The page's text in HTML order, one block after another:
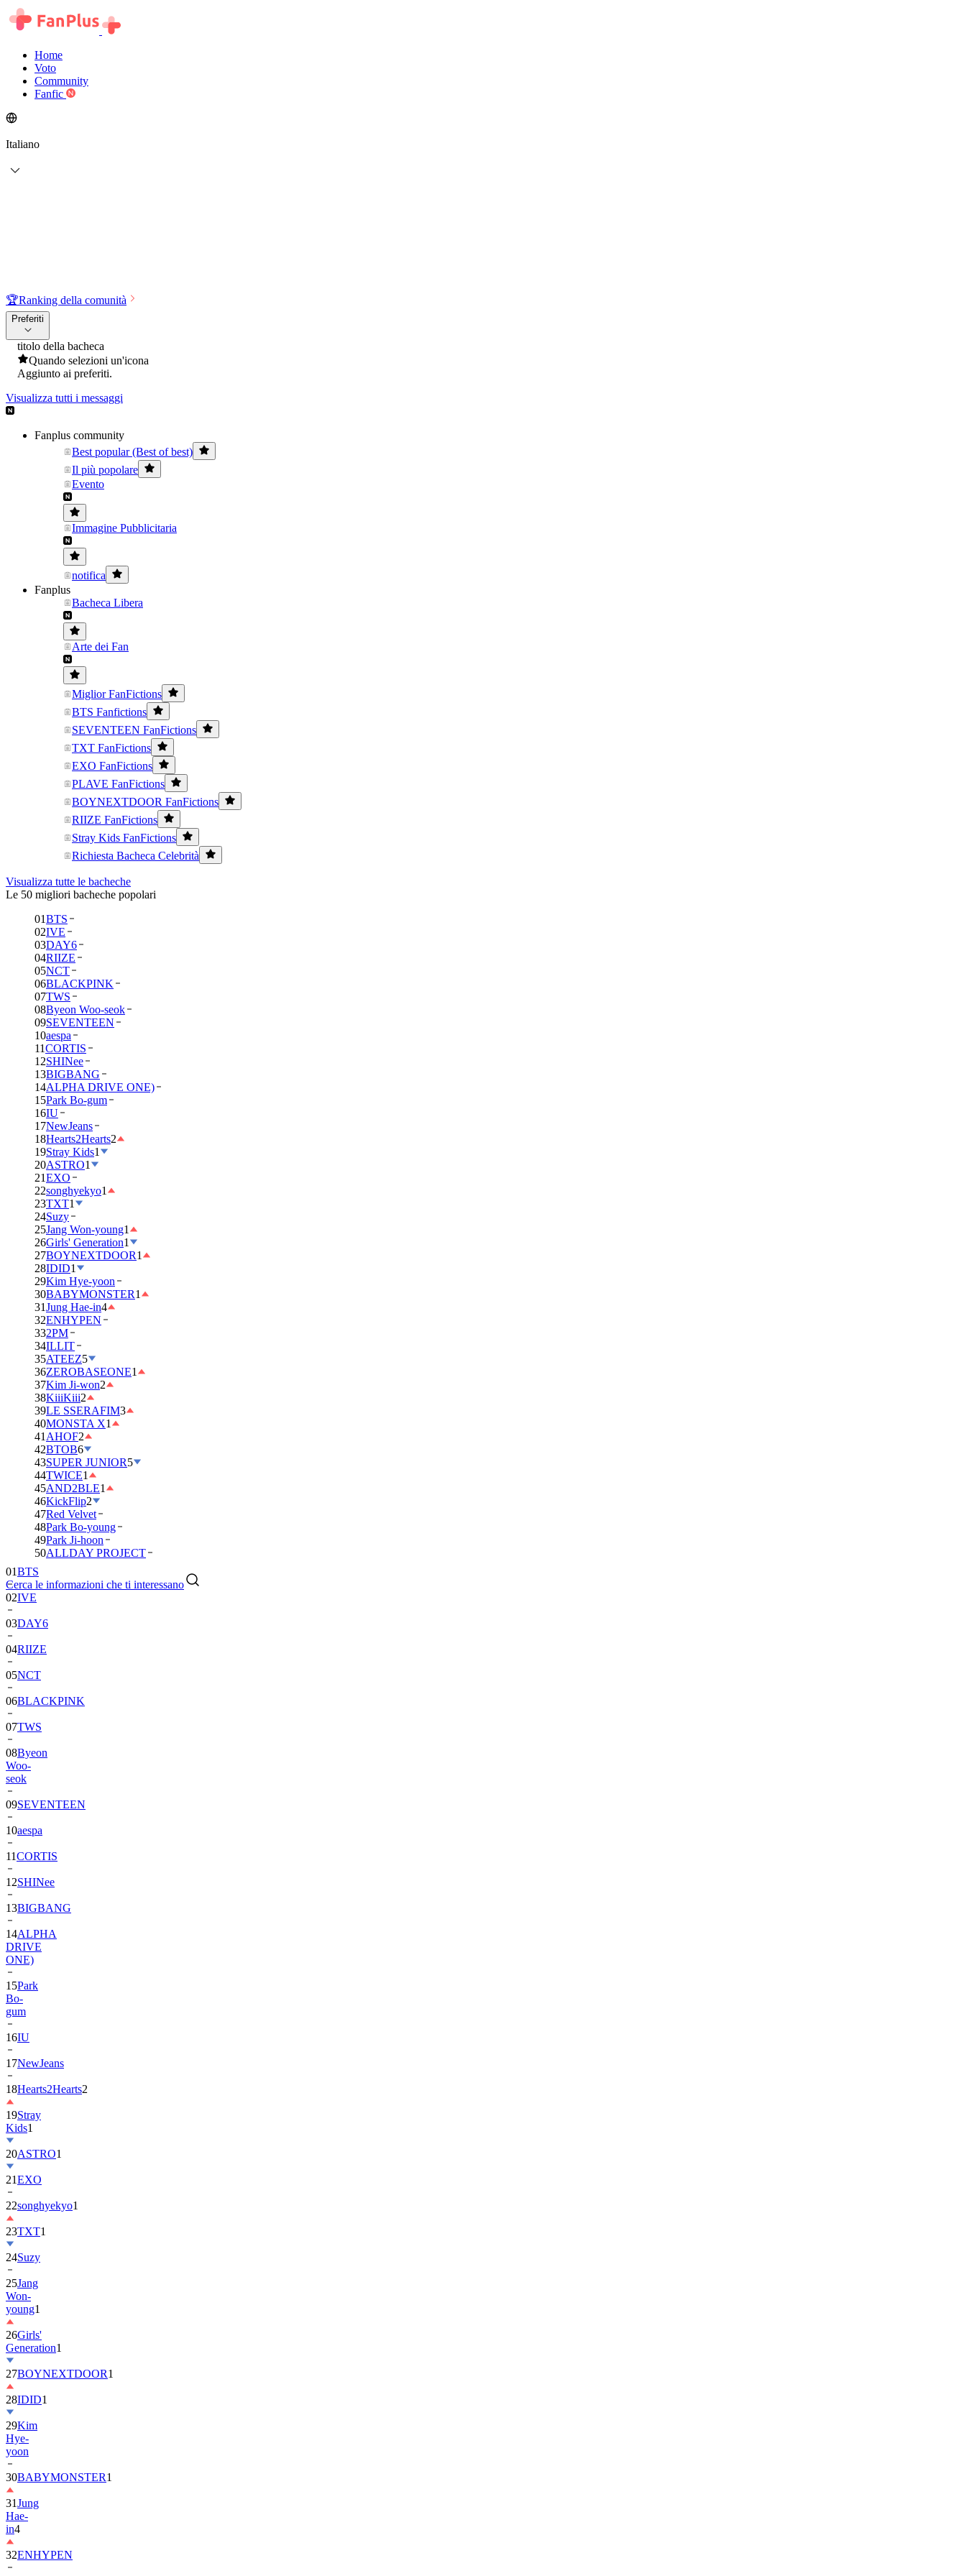
Home
Voto
Community
Fanfic
Italiano
🏆Ranking della comunità
Preferiti
titolo della bacheca
Quando selezioni un'icona
Aggiunto ai preferiti.
Visualizza tutti i messaggi
Fanplus community
Best popular (Best of best)
Il più popolare
Evento
Immagine Pubblicitaria
notifica
Fanplus
Bacheca Libera
Arte dei Fan
Miglior FanFictions
BTS Fanfictions
SEVENTEEN FanFictions
TXT FanFictions
EXO FanFictions
PLAVE FanFictions
BOYNEXTDOOR FanFictions
RIIZE FanFictions
Stray Kids FanFictions
Richiesta Bacheca Celebrità
Visualizza tutte le bacheche
Le 50 migliori bacheche popolari
01BTS
02IVE
03DAY6
04RIIZE
05NCT
06BLACKPINK
07TWS
08Byeon Woo-seok
09SEVENTEEN
10aespa
11CORTIS
12SHINee
13BIGBANG
14ALPHA DRIVE ONE)
15Park Bo-gum
16IU
17NewJeans
18Hearts2Hearts2
19Stray Kids1
20ASTRO1
21EXO
22songhyekyo1
23TXT1
24Suzy
25Jang Won-young1
26Girls' Generation1
27BOYNEXTDOOR1
28IDID1
29Kim Hye-yoon
30BABYMONSTER1
31Jung Hae-in4
32ENHYPEN
332PM
34ILLIT
35ATEEZ5
36ZEROBASEONE1
37Kim Ji-won2
38KiiiKiii2
39LE SSERAFIM3
40MONSTA X1
41 AHOF2
42BTOB6
43SUPER JUNIOR5
44TWICE1
45AND2BLE1
46KickFlip2
47Red Velvet
48Park Bo-young
49Park Ji-hoon
50ALLDAY PROJECT
Cerca le informazioni che ti interessano
BTS
02IVE
03DAY6
04RIIZE
05NCT
06BLACKPINK
07TWS
08Byeon
Woo-
seok
09SEVENTEEN
10aespa
11CORTIS
12SHINee
13BIGBANG
14ALPHA
DRIVE
ONE)
15Park
Bo-
gum
16IU
17NewJeans
18Hearts2Hearts
19Stray
Kids
20ASTRO
21EXO
22songhyekyo
23TXT1
24Suzy
25Jang
Won-
young1
26Girls'
Generation
27BOYNEXTDOOR
28IDID1
29Kim
Hye-
yoon
30BABYMONSTER
31Jung
Hae-
in4
32ENHYPEN
332PM